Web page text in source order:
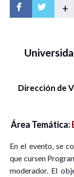
+
Dirección de
Área Temática:
En el evento, se
que cursen
moderador. El